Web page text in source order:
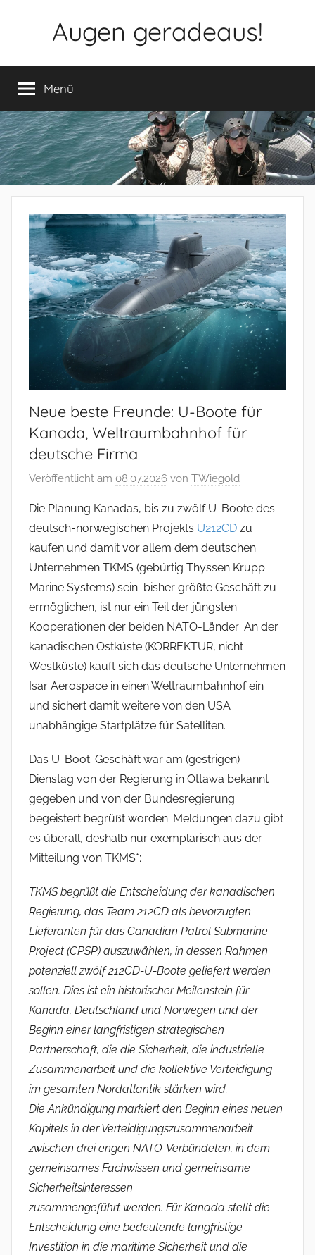
Augen geradeaus!
Menü
Neue beste Freunde: U-Boote für
Kanada, Weltraumbahnhof für
deutsche Firma
Veröffentlicht am 08.07.2026 von T.Wiegold
Die Planung Kanadas, bis zu zwölf U-Boote des
deutsch-norwegischen Projekts U212CD zu
kaufen und damit vor allem dem deutschen
Unternehmen TKMS (gebürtig Thyssen Krupp
Marine Systems) sein bisher größte Geschäft zu
ermöglichen, ist nur ein Teil der jüngsten
Kooperationen der beiden NATO-Länder: An der
kanadischen Ostküste (KORREKTUR, nicht
Westküste) kauft sich das deutsche Unternehmen
Isar Aerospace in einen Weltraumbahnhof ein
und sichert damit weitere von den USA
unabhängige Startplätze für Satelliten.
Das U-Boot-Geschäft war am (gestrigen)
Dienstag von der Regierung in Ottawa bekannt
gegeben und von der Bundesregierung
begeistert begrüßt worden. Meldungen dazu gibt
es überall, deshalb nur exemplarisch aus der
Mitteilung von TKMS*:
TKMS begrüßt die Entscheidung der kanadischen
Regierung, das Team 212CD als bevorzugten
Lieferanten für das Canadian Patrol Submarine
Project (CPSP) auszuwählen, in dessen Rahmen
potenziell zwölf 212CD-U-Boote geliefert werden
sollen. Dies ist ein historischer Meilenstein für
Kanada, Deutschland und Norwegen und der
Beginn einer langfristigen strategischen
Partnerschaft, die die Sicherheit, die industrielle
Zusammenarbeit und die kollektive Verteidigung
im gesamten Nordatlantik stärken wird.
Die Ankündigung markiert den Beginn eines neuen
Kapitels in der Verteidigungszusammenarbeit
zwischen drei engen NATO-Verbündeten, in dem
gemeinsames Fachwissen und gemeinsame
Sicherheitsinteressen
zusammengeführt werden. Für Kanada stellt die
Entscheidung eine bedeutende langfristige
Investition in die maritime Sicherheit und die